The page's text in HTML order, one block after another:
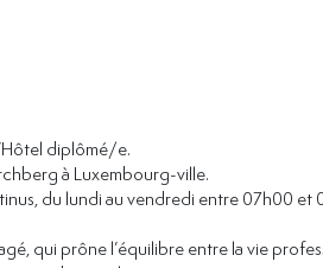
diplômé/e.
à Luxembourg-ville.
du lundi au vendredi entre 07h00 et
qui prône l’équilibre entre la vie